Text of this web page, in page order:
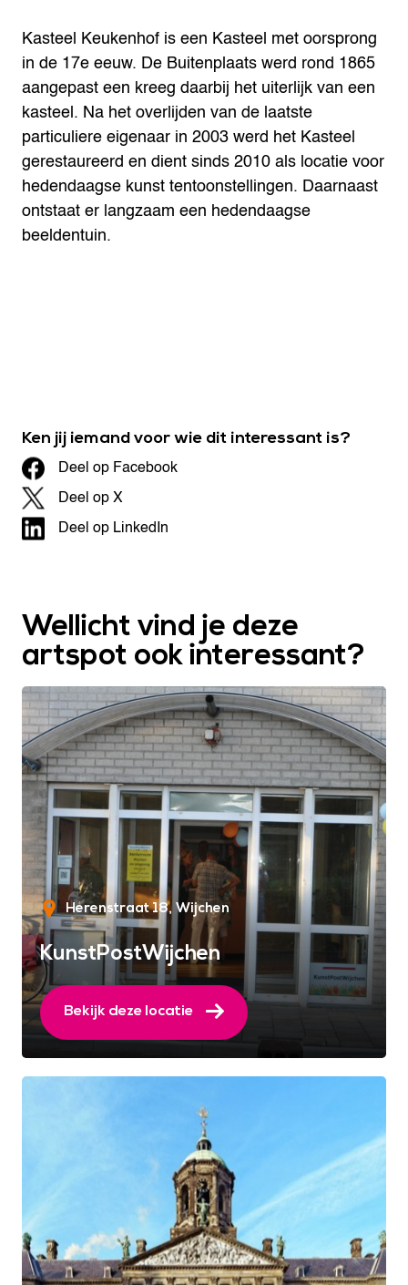
Kasteel Keukenhof is een Kasteel met oorsprong
in de 17e eeuw. De Buitenplaats werd rond 1865
aangepast een kreeg daarbij het uiterlijk van een
kasteel. Na het overlijden van de laatste
particuliere eigenaar in 2003 werd het Kasteel
gerestaureerd en dient sinds 2010 als locatie voor
hedendaagse kunst tentoonstellingen. Daarnaast
ontstaat er langzaam een hedendaagse
beeldentuin.
Ken jij iemand voor wie dit interessant is?
Deel op Facebook
Deel op X
Deel op LinkedIn
Wellicht vind je deze
artspot ook interessant?
Herenstraat 18 Wijchen
KunstPostWijchen
Bekijk deze locatie